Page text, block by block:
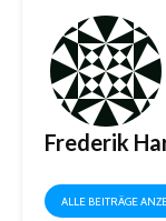
Frederik
ALLE BEITRÄGE